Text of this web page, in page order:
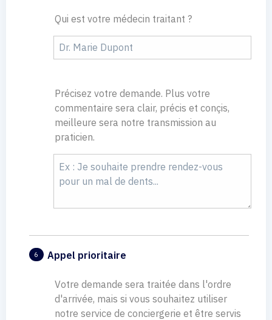
Qui est votre médecin traitant ?
Précisez votre demande. Plus votre
commentaire sera clair, précis et conçis,
meilleure sera notre transmission au
praticien.
6 Appel prioritaire
Votre demande sera traitée dans l'ordre
d'arrivée, mais si vous souhaitez utiliser
notre service de conciergerie et être servis